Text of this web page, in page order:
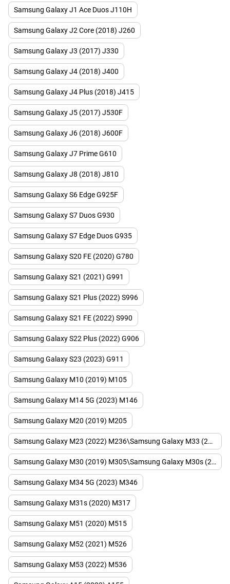
Samsung Galaxy J1 Ace Duos J110H
Samsung Galaxy J2 Core (2018) J260
Samsung Galaxy J3 (2017) J330
Samsung Galaxy J4 (2018) J400
Samsung Galaxy J4 Plus (2018) J415
Samsung Galaxy J5 (2017) J530F
Samsung Galaxy J6 (2018) J600F
Samsung Galaxy J7 Prime G610
Samsung Galaxy J8 (2018) J810
Samsung Galaxy S6 Edge G925F
Samsung Galaxy S7 Duos G930
Samsung Galaxy S7 Edge Duos G935
Samsung Galaxy S20 FE (2020) G780
Samsung Galaxy S21 (2021) G991
Samsung Galaxy S21 Plus (2022) S996
Samsung Galaxy S21 FE (2022) S990
Samsung Galaxy S22 Plus (2022) G906
Samsung Galaxy S23 (2023) G911
Samsung Galaxy M10 (2019) M105
Samsung Galaxy M14 5G (2023) M146
Samsung Galaxy M20 (2019) M205
Samsung Galaxy M23 (2022) M236\Samsung Galaxy M33 (2022) M336\Samsung Galaxy M13 (2022) M135
Samsung Galaxy M30 (2019) M305\Samsung Galaxy M30s (2019) M307
Samsung Galaxy M34 5G (2023) M346
Samsung Galaxy M31s (2020) M317
Samsung Galaxy M51 (2020) M515
Samsung Galaxy M52 (2021) M526
Samsung Galaxy M53 (2022) M536